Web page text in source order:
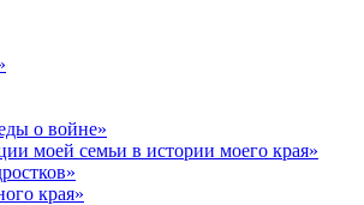
о войне»
моей семьи в истории моего края»
края»